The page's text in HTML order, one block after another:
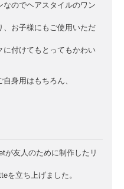
のでヘアスタイルのワン
、お子様にもご使用いただ
に付けてもとってもかわい
身用はもちろん、
が友人のために制作したリ
を立ち上げました。